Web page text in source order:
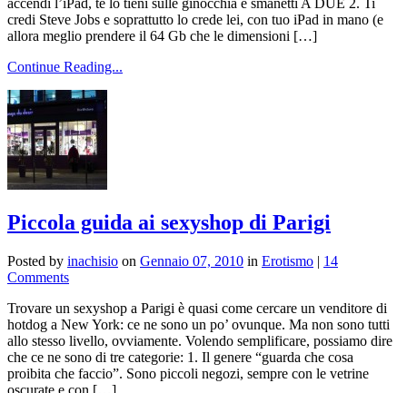
credi Steve Jobs e soprattutto lo crede lei, con tuo iPad in mano (e
allora meglio prendere il 64 Gb che le dimensioni […]
Continue Reading...
Piccola guida ai sexyshop di Parigi
Posted by inachisio on Gennaio 07, 2010 in Erotismo | 14
Comments
Trovare un sexyshop a Parigi è quasi come cercare un venditore di
hotdog a New York: ce ne sono un po’ ovunque. Ma non sono tutti
allo stesso livello, ovviamente. Volendo semplificare, possiamo dire
che ce ne sono di tre categorie: 1. Il genere “guarda che cosa
proibita che faccio”. Sono piccoli negozi, sempre con le vetrine